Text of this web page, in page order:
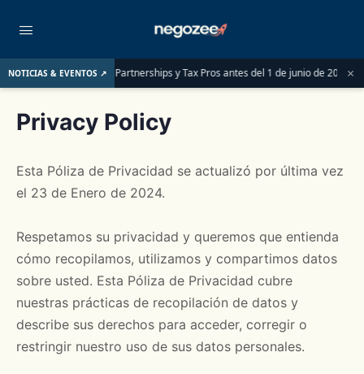
NOTICIAS & EVENTOS ↗
LLCs, Partnerships y Tax Pros antes del 1 de junio de 2026 LLC o S-×
Privacy Policy
Esta Póliza de Privacidad se actualizó por última vez
el 23 de Enero de 2024.
Respetamos su privacidad y queremos que entienda
cómo recopilamos, utilizamos y compartimos datos
sobre usted. Esta Póliza de Privacidad cubre
nuestras prácticas de recopilación de datos y
describe sus derechos para acceder, corregir o
restringir nuestro uso de sus datos personales.